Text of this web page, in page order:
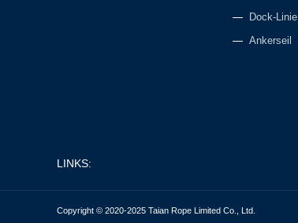
Dock-Linie
Ankerseil
LINKS:
Copyright © 2020-2025 Taian Rope Limited Co., Ltd.